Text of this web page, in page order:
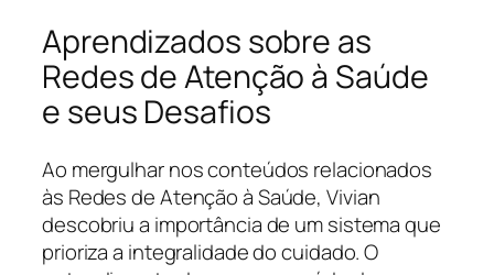
Aprendizados sobre as
Redes de Atenção à Saúde
e seus Desafios
Ao mergulhar nos conteúdos relacionados
às Redes de Atenção à Saúde, Vivian
descobriu a importância de um sistema que
prioriza a integralidade do cuidado. O